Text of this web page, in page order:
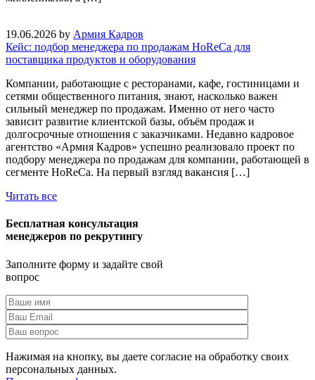
19.06.2026 by Армия Кадров
Кейс: подбор менеджера по продажам HoReCa для
поставщика продуктов и оборудования
Компании, работающие с ресторанами, кафе, гостиницами и
сетями общественного питания, знают, насколько важен
сильный менеджер по продажам. Именно от него часто
зависит развитие клиентской базы, объём продаж и
долгосрочные отношения с заказчиками. Недавно кадровое
агентство «Армия Кадров» успешно реализовало проект по
подбору менеджера по продажам для компании, работающей в
сегменте HoReCa. На первый взгляд вакансия […]
Читать все
Бесплатная консультация
менеджеров по рекрутингу
Заполните форму и задайте свой
вопрос
Нажимая на кнопку, вы даете согласие на обработку своих
персональных данных.